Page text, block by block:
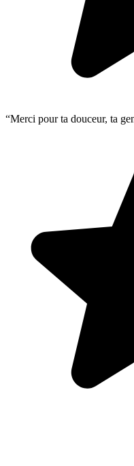
“Merci pour ta douceur, ta